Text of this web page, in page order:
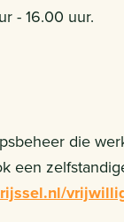
- 16.00 uur.
die
een